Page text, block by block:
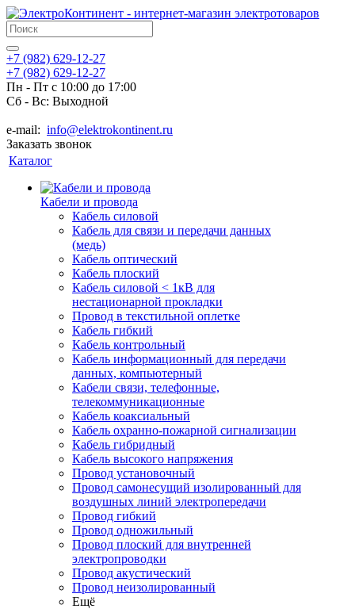
+7 (982) 629-12-27
+7 (982) 629-12-27
Пн - Пт с 10:00 до 17:00
Сб - Вс: Выходной
e-mail: info@elektrokontinent.ru
Заказать звонок
Каталог
Кабели и провода
Кабель силовой
Кабель для связи и передачи данных
(медь)
Кабель оптический
Кабель плоский
Кабель силовой < 1кВ для
нестационарной прокладки
Провод в текстильной оплетке
Кабель гибкий
Кабель контрольный
Кабель информационный для передачи
данных, компьютерный
Кабели связи, телефонные,
телекоммуникационные
Кабель коаксиальный
Кабель охранно-пожарной сигнализации
Кабель гибридный
Кабель высокого напряжения
Провод установочный
Провод самонесущий изолированный для
воздушных линий электропередачи
Провод гибкий
Провод одножильный
Провод плоский для внутренней
электропроводки
Провод акустический
Провод неизолированный
Ещё